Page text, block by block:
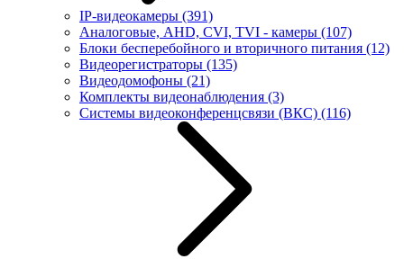
IP-видеокамеры (391)
Аналоговые, AHD, CVI, TVI - камеры (107)
Блоки бесперебойного и вторичного питания (12)
Видеорегистраторы (135)
Видеодомофоны (21)
Комплекты видеонаблюдения (3)
Системы видеоконференцсвязи (ВКС) (116)